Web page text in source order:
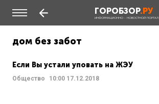
ГОРОБЗОР.РУ
ИНФОРМАЦИОННО - НОВОСТНОЙ ПОРТАЛ
дом без забот
Если Вы устали уповать на ЖЭУ
Общество 10:00 17.12.2018